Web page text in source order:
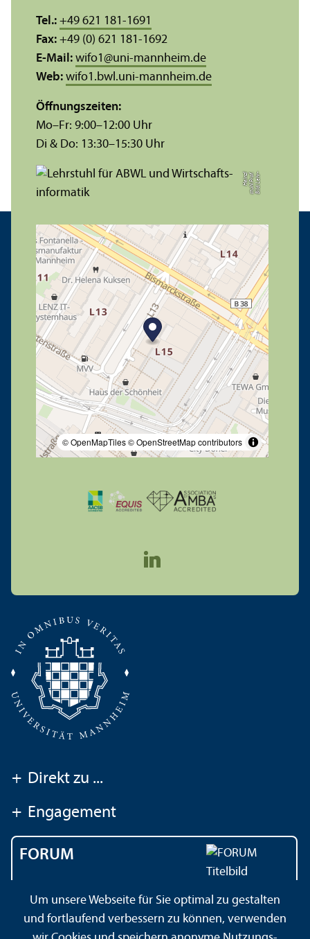
B
il
d:
L
e
h
r­
s
t
u
hl
P
r
of.
H
ei
n
zl
© OpenMapTiles© OpenStreetMap contributors
Tel.: +49 621 181-1691
Fax: +49 (0) 621 181-1692
E-Mail: wifo1 @uni-mannheim.de
Web: wifo1.bwl.uni-mannheim.de
Öffnungs­zeiten:
Mo–Fr: 9:00–12:00 Uhr
Di & Do: 13:30–15:30 Uhr
+ Direkt zu ...
+ Engagement
FORUM
Universität Mannheim
Um unsere Webseite für Sie optimal zu gestalten
und fortlaufend verbessern zu können, verwenden